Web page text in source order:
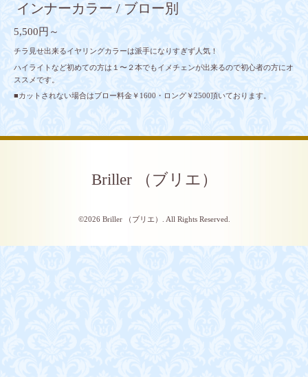
インナーカラー / ブロー別
5,500円～
チラ見せ出来るイヤリングカラーは派手になりすぎず人気！
ハイライトなど初めての方は１〜２本でもイメチェンが出来るので初心者の方にオ
ススメです。
■カットされない場合はブロー料金￥1600・ロング￥2500頂いております。
Briller （ブリエ）
©2026 Briller （ブリエ） . All Rights Reserved.